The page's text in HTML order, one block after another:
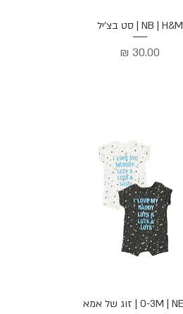
תצוגה מהירה
NB | H&M | סט בצ'יל
מחיר
תצוגה מהירה
0-3M | NEXT | זוג של אמא